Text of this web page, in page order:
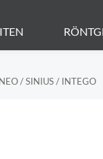
/ SINIUS / INTEGO